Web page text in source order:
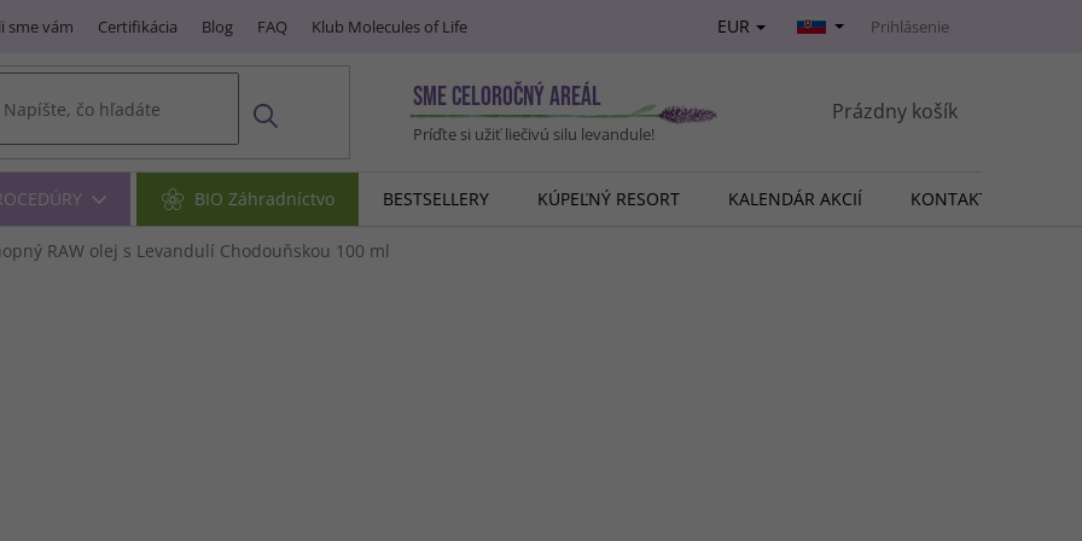
sme vám Certifikácia Blog FAQ Klub Molecules of Life EUR Prihlásenie
SME CELOROČNÝ AREÁL
Príďte si užiť liečivú silu levandule!
NÁKUPNÝ
Prázdny košík
BIO Záhradníctvo BESTSELLERY KÚPEĽNÝ RESORT KALENDÁR AKCIÍ KONTAKT
RAW olej s Levandulí Chodouňskou 100 ml